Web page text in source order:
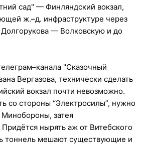
сад" — Финляндский вокзал,
ж.–д. инфраструктуре через
— Волковскую и до
"Сказочный
Вергазова, технически сделать
вокзал почти невозможно.
со стороны “Электросилы”, нужно
Минобороны, затея
нырять аж от Витебского
тоннель мешают существующие и